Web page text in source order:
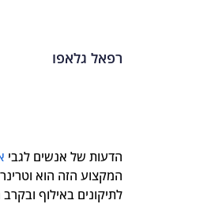
רפאל גלאפו
הדעות של אנשים לגבי
לתיקונים באילוף